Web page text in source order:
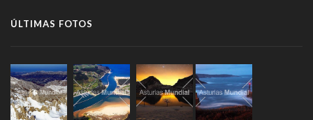
ÚLTIMAS FOTOS